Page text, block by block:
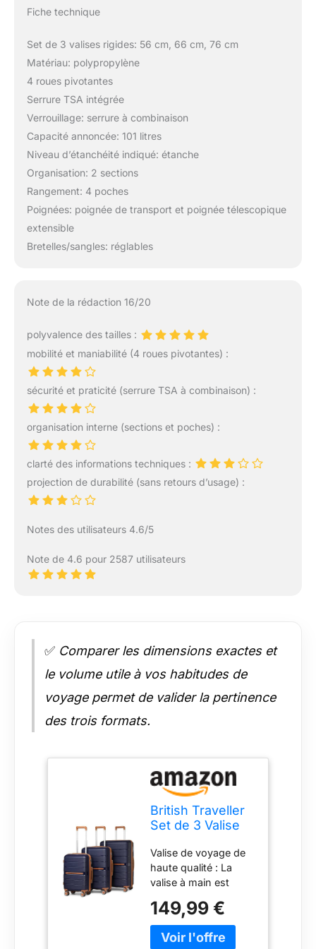
Fiche technique
Set de 3 valises rigides: 56 cm, 66 cm, 76 cm
Matériau: polypropylène
4 roues pivotantes
Serrure TSA intégrée
Verrouillage: serrure à combinaison
Capacité annoncée: 101 litres
Niveau d’étanchéité indiqué: étanche
Organisation: 2 sections
Rangement: 4 poches
Poignées: poignée de transport et poignée télescopique
extensible
Bretelles/sangles: réglables
Note de la rédaction 16/20
polyvalence des tailles :
mobilité et maniabilité (4 roues pivotantes) :
sécurité et praticité (serrure TSA à combinaison) :
organisation interne (sections et poches) :
clarté des informations techniques :
projection de durabilité (sans retours d’usage) :
Notes des utilisateurs 4.6/5
Note de 4.6 pour 2587 utilisateurs
✅ Comparer les dimensions exactes et
le volume utile à vos habitudes de
voyage permet de valider la pertinence
des trois formats.
British Traveller
Set de 3 Valise
Polypropylène
Légere à 4
roulettes avec
Serrure TSA
Intégré
Ensembles de
Bagages, Valise
Valise de voyage de
haute qualité : La
valise à main est
polypropylène rigide,
et la texture à la
surface de la sangle
149,99 €